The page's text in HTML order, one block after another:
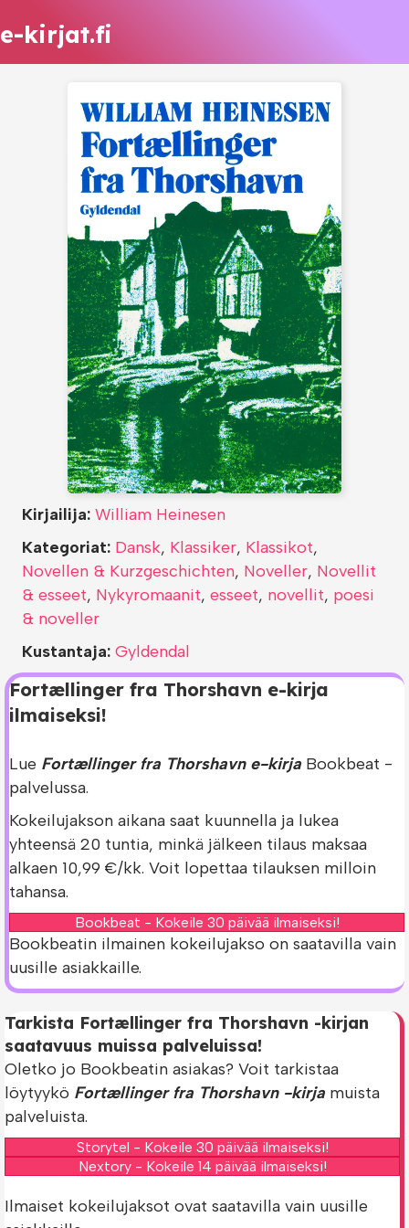
e-kirjat.fi
Fortællinger fra Thorshavn e-kirja
ilmaiseksi!
Lue Fortællinger fra Thorshavn e-kirja Bookbeat -
palvelussa.
Kokeilujakson aikana saat kuunnella ja lukea
yhteensä 20 tuntia, minkä jälkeen tilaus maksaa
alkaen 10,99 €/kk. Voit lopettaa tilauksen milloin
tahansa.
Bookbeat - Kokeile 30 päivää ilmaiseksi!
Bookbeatin ilmainen kokeilujakso on saatavilla vain
uusille asiakkaille.
Kirjailija: William Heinesen
Kategoriat: Dansk, Klassiker, Klassikot,
Novellen & Kurzgeschichten, Noveller, Novellit
& esseet, Nykyromaanit, esseet, novellit, poesi
& noveller
Kustantaja: Gyldendal
Tarkista Fortællinger fra Thorshavn -kirjan
saatavuus muissa palveluissa!
Oletko jo Bookbeatin asiakas? Voit tarkistaa
löytyykö Fortællinger fra Thorshavn -kirja muista
palveluista.
Storytel - Kokeile 30 päivää ilmaiseksi!
Nextory - Kokeile 14 päivää ilmaiseksi!
Ilmaiset kokeilujaksot ovat saatavilla vain uusille